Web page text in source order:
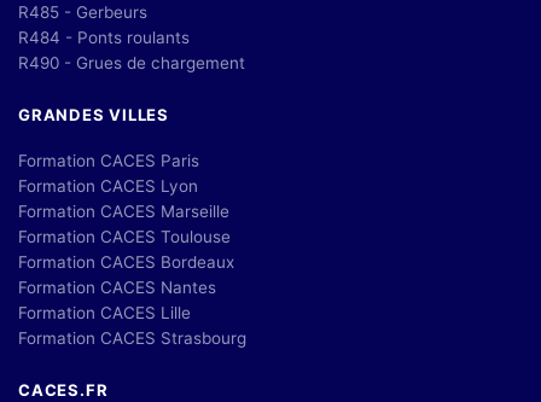
R485 - Gerbeurs
R484 - Ponts roulants
R490 - Grues de chargement
GRANDES VILLES
Formation CACES Paris
Formation CACES Lyon
Formation CACES Marseille
Formation CACES Toulouse
Formation CACES Bordeaux
Formation CACES Nantes
Formation CACES Lille
Formation CACES Strasbourg
CACES.FR